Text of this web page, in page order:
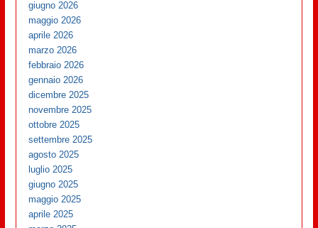
giugno 2026
maggio 2026
aprile 2026
marzo 2026
febbraio 2026
gennaio 2026
dicembre 2025
novembre 2025
ottobre 2025
settembre 2025
agosto 2025
luglio 2025
giugno 2025
maggio 2025
aprile 2025